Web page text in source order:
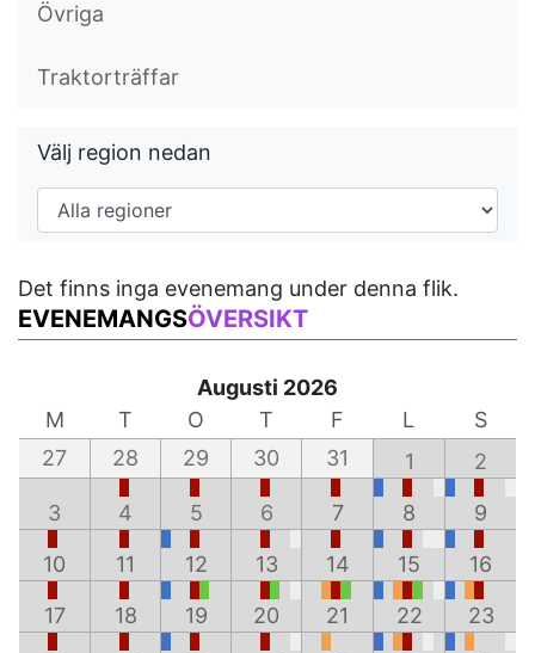
Övriga
Traktorträffar
Välj region nedan
Det finns inga evenemang under denna flik.
EVENEMANGSÖVERSIKT
Augusti 2026
M
T O T F L
S
27
28 29 30 31 1 2
3 4 5 6 7 8 9
10 11 12 13 14 15 16
17 18 19 20 21 22 23